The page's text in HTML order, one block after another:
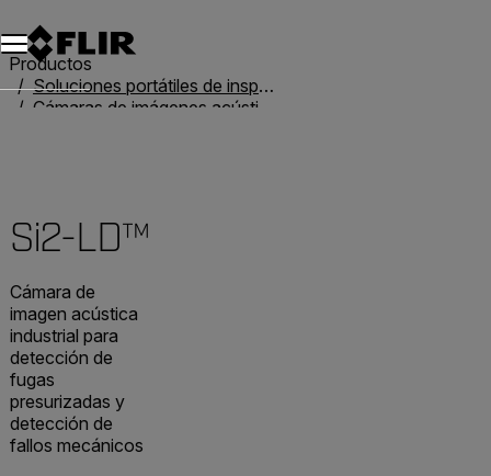
Unread messages
Modelo
Eliminar
artículos
artículo
Añadir al carro
Añadido al carro
Productos
Soluciones portátiles de inspección
Cámaras de imágenes acústicas
Si2-LD™
Cámara de
imagen acústica
industrial para
detección de
fugas
presurizadas y
detección de
fallos mecánicos